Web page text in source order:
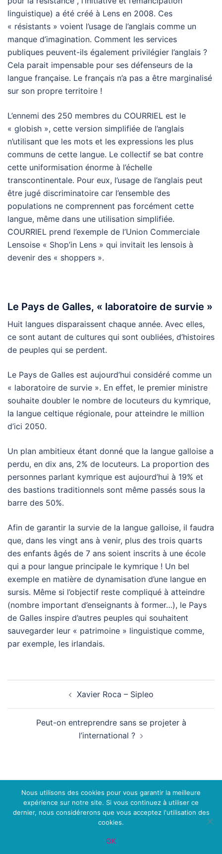
linguistique) a été créé à Lens en 2008. Ces
« résistants » voient l’usage de l’anglais comme un
manque d’imagination. Comment les services
publiques peuvent-ils également privilégier l’anglais ?
Cela parait impensable pour ses défenseurs de la
langue française. Le français n’a pas a être marginalisé
sur son propre territoire !
L’ennemi des 250 membres du COURRIEL est le
« globish », cette version simplifiée de l’anglais
n’utilisant que les mots et les expressions les plus
communs de cette langue. Le collectif se bat contre
cette uniformisation énorme à l’échelle
transcontinentale. Pour eux, l’usage de l’anglais peut
être jugé discriminatoire car l’ensemble des
populations ne comprennent pas forcément cette
langue, même dans une utilisation simplifiée.
COURRIEL prend l’exemple de l’Union Commerciale
Lensoise « Shop’in Lens » qui invitait les lensois à
devenir des « shoppers ».
Le Pays de Galles, « laboratoire de survie »
Huit langues disparaissent chaque année. Avec elles,
ce sont autant de cultures qui sont oubliées, d’histoires
de peuples qui se perdent.
Le Pays de Galles est aujourd’hui considéré comme un
« laboratoire de survie ». En effet, le premier ministre
souhaite doubler le nombre de locuteurs du kymrique,
la langue celtique régionale, pour atteindre le million
d’ici 2050.
Un plan ambitieux étant donné que la langue galloise a
perdu, en dix ans, 2% de locuteurs. La proportion des
personnes parlant kymrique est aujourd’hui à 19% et
des bastions traditionnels sont même passés sous la
barre des 50%.
Afin de garantir la survie de la langue galloise, il faudra
que, dans les vingt ans à venir, plus des trois quarts
des enfants âgés de 7 ans soient inscrits à une école
qui a pour langue principale le kymrique ! Un bel
exemple en matière de dynamisation d’une langue en
sursis. Même si l’objectif reste compliqué à atteindre
(nombre important d’enseignants à former…), le Pays
de Galles inspire d’autres peuples qui souhaitent
sauvegarder leur « patrimoine » linguistique comme,
par exemple, les irlandais.
Xavier Roca – Sipleo
Peut-on entreprendre sans se projeter à
l’international ?
© 2026 Koomeo. Fièrement propulsé par
Nous utilisons des cookies pour vous garantir la meilleure
expérience sur notre site. Si vous continuez à utiliser ce
dernier, nous considérerons que vous acceptez l'utilisation des
cookies.
OK